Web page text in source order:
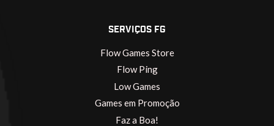
SERVIÇOS FG
Flow Games Store
Flow Ping
Low Games
Games em Promoção
Faz a Boa!